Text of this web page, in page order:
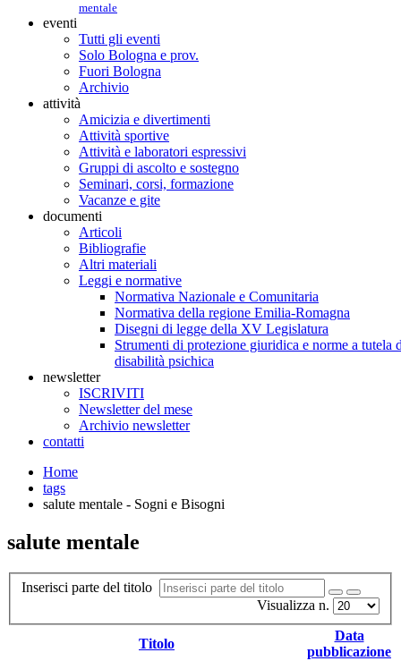
mentale
eventi
Tutti gli eventi
Solo Bologna e prov.
Fuori Bologna
Archivio
attività
Amicizia e divertimenti
Attività sportive
Attività e laboratori espressivi
Gruppi di ascolto e sostegno
Seminari, corsi, formazione
Vacanze e gite
documenti
Articoli
Bibliografie
Altri materiali
Leggi e normative
Normativa Nazionale e Comunitaria
Normativa della regione Emilia-Romagna
Disegni di legge della XV Legislatura
Strumenti di protezione giuridica e norme a tutela
disabilità psichica
newsletter
ISCRIVITI
Newsletter del mese
Archivio newsletter
contatti
Home
tags
salute mentale - Sogni e Bisogni
salute mentale
Inserisci parte del titolo
Visualizza n.
Titolo
Data
pubblicazione